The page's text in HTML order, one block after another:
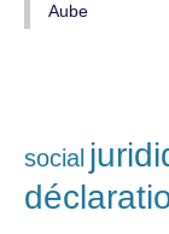
Aube
social